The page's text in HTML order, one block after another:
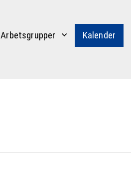
Arbetsgrupper Kalender